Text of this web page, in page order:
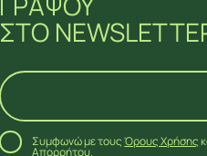
ΣΤΟ
Συμφωνώ με τουςΌρους Χρήσης
Απορρήτου.